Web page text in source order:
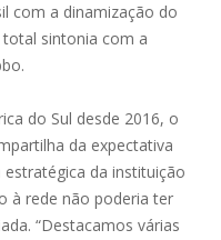
com a dinamização do
sintonia com a
do Sul desde 2016, o
da expectativa
da instituição
à rede não poderia ter
“Destacamos várias